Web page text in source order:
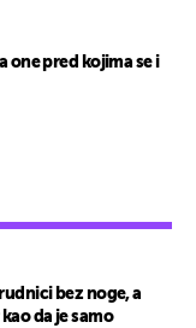
bez noge, a
da je samo
one pred kojima se i